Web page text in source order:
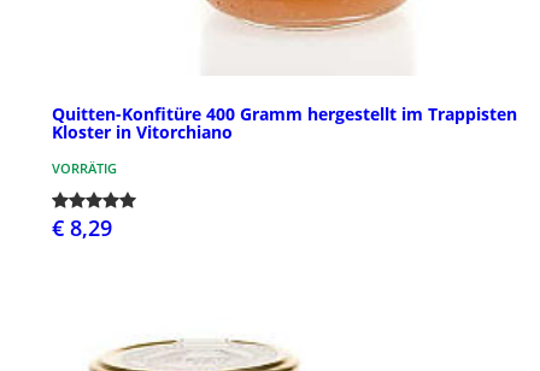
Quitten-Konfitüre 400 Gramm hergestellt im Trappisten
Kloster in Vitorchiano
VORRÄTIG
€ 8,29